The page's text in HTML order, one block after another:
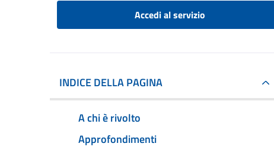
Accedi al servizio
INDICE DELLA PAGINA
A chi è rivolto
Approfondimenti